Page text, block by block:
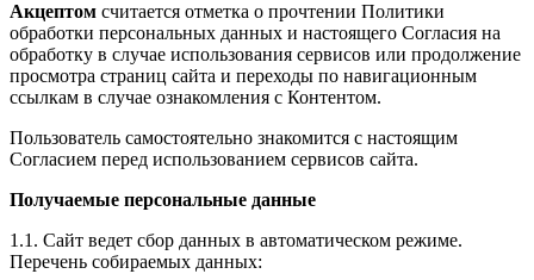
Акцептом считается отметка о прочтении Политики
обработки персональных данных и настоящего Согласия на
обработку в случае использования сервисов или продолжение
просмотра страниц сайта и переходы по навигационным
ссылкам в случае ознакомления с Контентом.
Пользователь самостоятельно знакомится с настоящим
Согласием перед использованием сервисов сайта.
Получаемые персональные данные
1.1. Сайт ведет сбор данных в автоматическом режиме.
Перечень собираемых данных: